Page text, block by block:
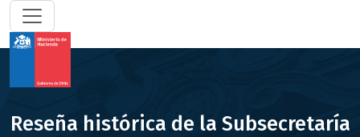
Reseña histórica de la Subsecretaría